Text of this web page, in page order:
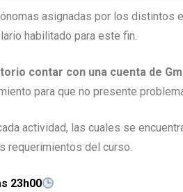
asignadas por los distintos
habilitado para este fin.
contar con una cuenta de
para que no presente
actividad, las cuales se
requerimientos del curso.
23h00